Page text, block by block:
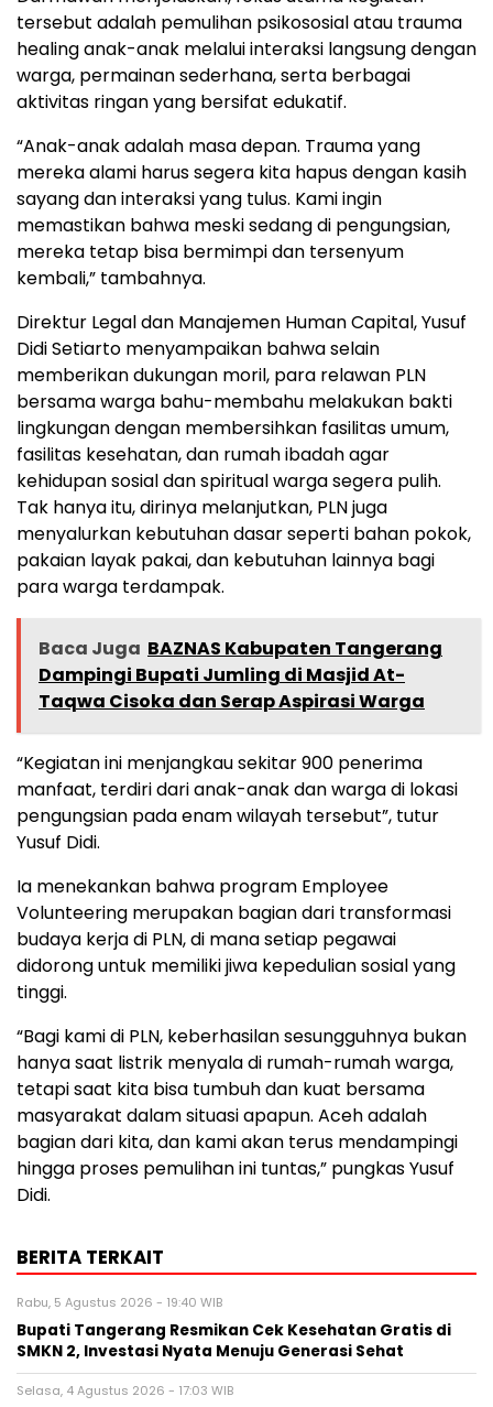
tersebut adalah pemulihan psikososial atau trauma
healing anak-anak melalui interaksi langsung dengan
warga, permainan sederhana, serta berbagai
aktivitas ringan yang bersifat edukatif.
“Anak-anak adalah masa depan. Trauma yang
mereka alami harus segera kita hapus dengan kasih
sayang dan interaksi yang tulus. Kami ingin
memastikan bahwa meski sedang di pengungsian,
mereka tetap bisa bermimpi dan tersenyum
kembali,” tambahnya.
Direktur Legal dan Manajemen Human Capital, Yusuf
Didi Setiarto menyampaikan bahwa selain
memberikan dukungan moril, para relawan PLN
bersama warga bahu-membahu melakukan bakti
lingkungan dengan membersihkan fasilitas umum,
fasilitas kesehatan, dan rumah ibadah agar
kehidupan sosial dan spiritual warga segera pulih.
Tak hanya itu, dirinya melanjutkan, PLN juga
menyalurkan kebutuhan dasar seperti bahan pokok,
pakaian layak pakai, dan kebutuhan lainnya bagi
para warga terdampak.
Baca Juga BAZNAS Kabupaten Tangerang
Dampingi Bupati Jumling di Masjid At-
Taqwa Cisoka dan Serap Aspirasi Warga
“Kegiatan ini menjangkau sekitar 900 penerima
manfaat, terdiri dari anak-anak dan warga di lokasi
pengungsian pada enam wilayah tersebut”, tutur
Yusuf Didi.
Ia menekankan bahwa program Employee
Volunteering merupakan bagian dari transformasi
budaya kerja di PLN, di mana setiap pegawai
didorong untuk memiliki jiwa kepedulian sosial yang
tinggi.
“Bagi kami di PLN, keberhasilan sesungguhnya bukan
hanya saat listrik menyala di rumah-rumah warga,
tetapi saat kita bisa tumbuh dan kuat bersama
masyarakat dalam situasi apapun. Aceh adalah
bagian dari kita, dan kami akan terus mendampingi
hingga proses pemulihan ini tuntas,” pungkas Yusuf
Didi.
BERITA TERKAIT
Rabu, 5 Agustus 2026 - 19:40 WIB
‎Bupati Tangerang Resmikan Cek Kesehatan Gratis di
SMKN 2, Investasi Nyata Menuju Generasi Sehat
Selasa, 4 Agustus 2026 - 17:03 WIB